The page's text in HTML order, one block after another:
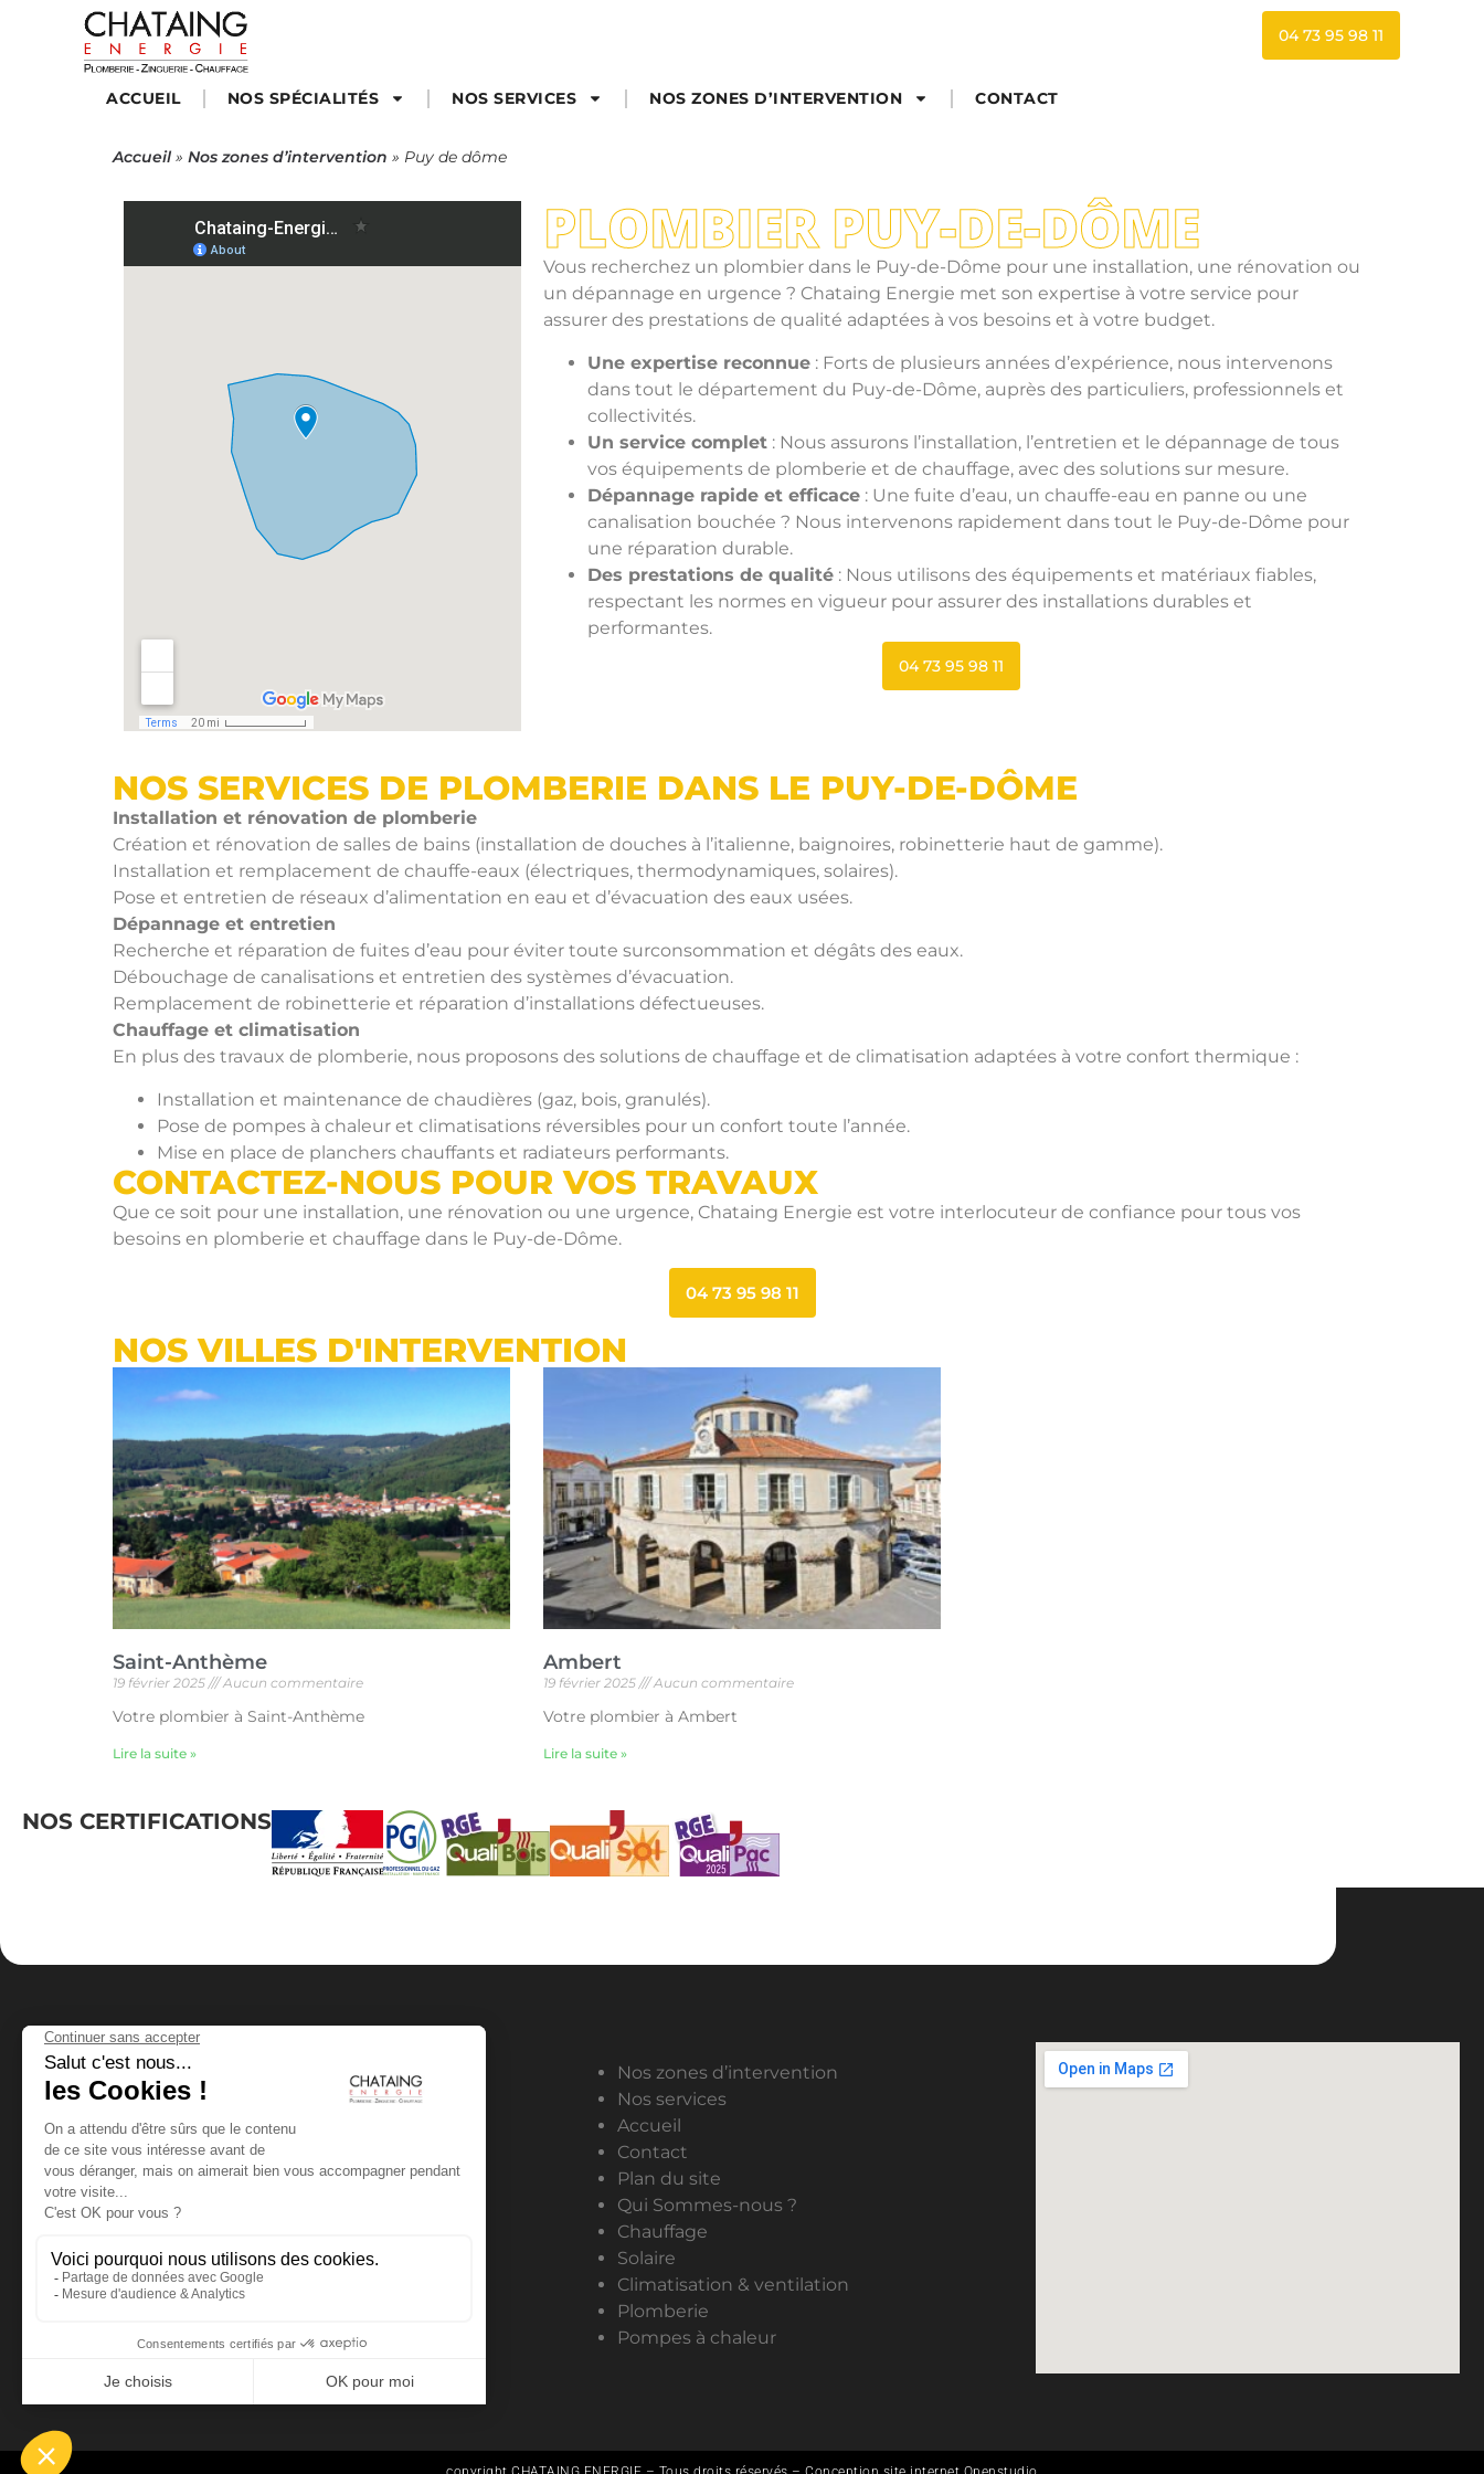
ACCUEIL NOS SPÉCIALITÉS NOS SERVICES NOS ZONES D’INTERVENTION CONTACT
04 73 95 98 11
Accueil » Nos zones d’intervention » Puy de dôme
PLOMBIER PUY-DE-DÔME
Vous recherchez un plombier dans le Puy-de-Dôme pour une installation, une rénovation ou
un dépannage en urgence ? Chataing Energie met son expertise à votre service pour
assurer des prestations de qualité adaptées à vos besoins et à votre budget.
Une expertise reconnue: Forts de plusieurs années d’expérience, nous intervenons
dans tout le département du Puy-de-Dôme, auprès des particuliers, professionnels et
collectivités.
Un service complet: Nous assurons l’installation, l’entretien et le dépannage de tous
vos équipements de plomberie et de chauffage, avec des solutions sur mesure.
Dépannage rapide et efficace: Une fuite d’eau, un chauffe-eau en panne ou une
canalisation bouchée ? Nous intervenons rapidement dans tout le Puy-de-Dôme pour
une réparation durable.
Des prestations de qualité: Nous utilisons des équipements et matériaux fiables,
respectant les normes en vigueur pour assurer des installations durables et
performantes.
04 73 95 98 11
NOS SERVICES DE PLOMBERIE DANS LE PUY-DE-DÔME
Installation et rénovation de plomberie
Création et rénovation de salles de bains (installation de douches à l’italienne, baignoires, robinetterie haut de gamme).
Installation et remplacement de chauffe-eaux (électriques, thermodynamiques, solaires).
Pose et entretien de réseaux d’alimentation en eau et d’évacuation des eaux usées.
Dépannage et entretien
Recherche et réparation de fuites d’eau pour éviter toute surconsommation et dégâts des eaux.
Débouchage de canalisations et entretien des systèmes d’évacuation.
Remplacement de robinetterie et réparation d’installations défectueuses.
Chauffage et climatisation
En plus des travaux de plomberie, nous proposons des solutions de chauffage et de climatisation adaptées à votre confort thermique :
Installation et maintenance de chaudières (gaz, bois, granulés).
Pose de pompes à chaleur et climatisations réversibles pour un confort toute l’année.
Mise en place de planchers chauffants et radiateurs performants.
CONTACTEZ-NOUS POUR VOS TRAVAUX
Que ce soit pour une installation, une rénovation ou une urgence, Chataing Energie est votre interlocuteur de confiance pour tous vos
besoins en plomberie et chauffage dans le Puy-de-Dôme.
04 73 95 98 11
NOS VILLES D'INTERVENTION
Saint-Anthème
19 février 2025 Aucun commentaire
Votre plombier à Saint-Anthème
Lire la suite »
Ambert
19 février 2025 Aucun commentaire
Votre plombier à Ambert
Lire la suite »
NOS CERTIFICATIONS
CHATAING ÉNERGIE
63840 SAILLANT
contact@chataing-energie.fr
Nos zones d’intervention
Nos services
Accueil
Contact
Plan du site
Qui Sommes-nous ?
Chauffage
Solaire
Climatisation & ventilation
Plomberie
Pompes à chaleur